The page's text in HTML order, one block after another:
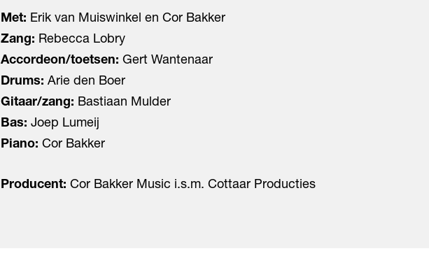
Met: Erik van Muiswinkel en Cor Bakker
Zang: Rebecca Lobry
Accordeon/toetsen: Gert Wantenaar
Drums: Arie den Boer
Gitaar/zang: Bastiaan Mulder
Bas: Joep Lumeij
Piano: Cor Bakker
Producent: Cor Bakker Music i.s.m. Cottaar Producties